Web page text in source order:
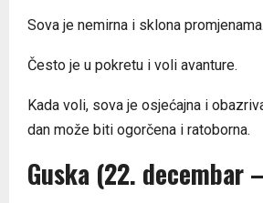
Sova je nemirna i sklona promjenama.
Često je u pokretu i voli avanture.
Kada voli, sova je osjećajna i
dan može biti ogorčena i ratoborna.
Guska (22. decembar